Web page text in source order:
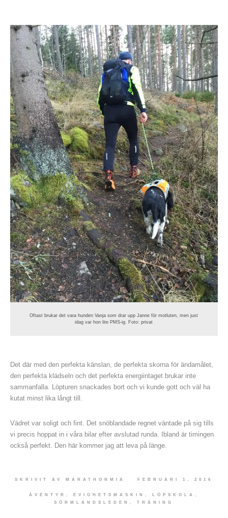
Oftast brukar det vara hunden Vanja som drar upp Janne för motluten, men just
idag var hon lite PMS-ig. Foto: privat
Det där med den perfekta känslan, de perfekta skorna för ändamålet,
den perfekta klädseln och det perfekta energiintaget brukar inte
sammanfalla. Löpturen snackades bort och vi kunde gott och väl ha
kutat minst lika långt till.
Vädret var soligt och fint. Det snöblandade regnet väntade på sig tills
vi precis hoppat in i våra bilar efter avslutad runda. Ibland är timingen
också perfekt. Den här kommer jag att leva på länge.
SKRIVIT AVMARATHONMIA FEBRUARI 1, 2016
ÄVENTYR ,EVIGHETSMASKIN ,LÖPSKOLA
SÖRMLANDSLEDEN
,TRÄNING